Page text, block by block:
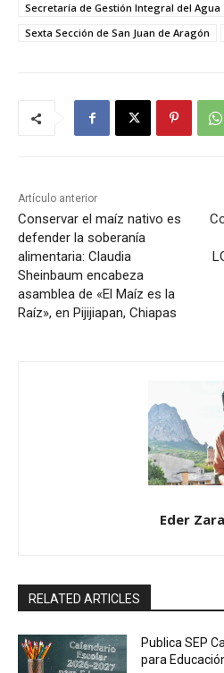
Secretaría de Gestión Integral del Agua
Sexta Sección de San Juan de Aragón
Artículo anterior
Conservar el maíz nativo es
defender la soberanía
alimentaria: Claudia
Sheinbaum encabeza
asamblea de «El Maíz es la
Raíz», en Pijijiapan, Chiapas
Eder
RELATED ARTICLES
Publica SEP
para